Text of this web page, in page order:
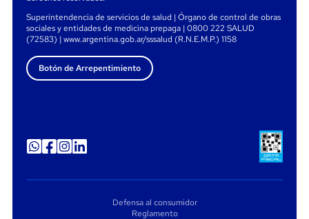
Superintendencia de servicios de salud | Órgano de control de obras
sociales y entidades de medicina prepaga | 0800 222 SALUD
(72583) | www.argentina.gob.ar/sssalud (R.N.E.M.P.) 1158
Botón de Arrepentimiento
Defensa al consumidor
Reglamento